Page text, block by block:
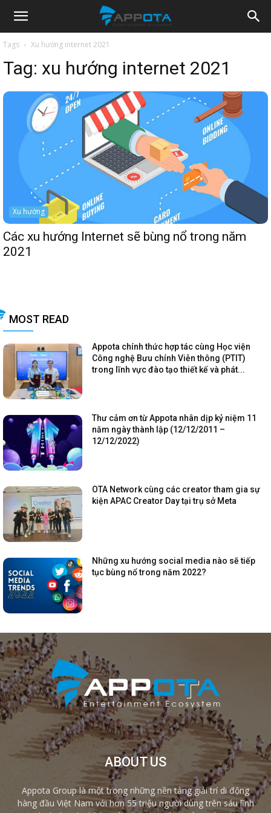
Appota
News
Tags Xu hướng internet 2021
Tag: xu hướng internet 2021
Xu hướng
Các xu hướng Internet sẽ bùng nổ trong năm
2021
MOST READ
Appota chính thức hợp tác cùng Học viện
Công nghệ Bưu chính Viễn thông (PTIT)
trong lĩnh vực đào tạo thiết kế và phát...
Thư cảm ơn từ Appota nhân dịp kỷ niệm 11
năm ngày thành lập (12/12/2011 –
12/12/2022)
OTA Network cùng các creator tham gia sự
kiện APAC Creator Day tại trụ sở Meta
Những xu hướng social media nào sẽ tiếp
tục bùng nổ trong năm 2022?
ABOUT US
Appota Group là một trong những nền tảng giải trí di động
hàng đầu Việt Nam với hơn 55 triệu người dùng trên sáu lĩnh